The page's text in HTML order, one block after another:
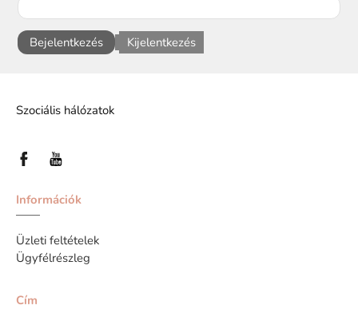
Bejelentkezés Kijelentkezés
Szociális hálózatok
Információk
Üzleti feltételek
Ügyfélrészleg
Cím